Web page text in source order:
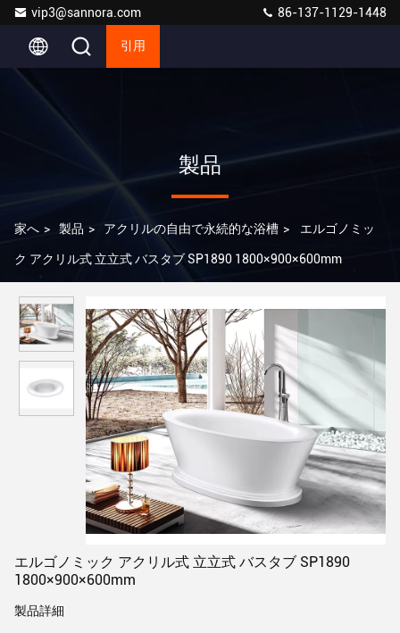
vip3@sannora.com 86-137-1129-1448
引用
製品
家へ > 製品 > アクリルの自由で永続的な浴槽 > エルゴノミッ
ク アクリル式 立立式 バスタブ SP1890 1800×900×600mm
エルゴノミック アクリル式 立立式 バスタブ SP1890
1800×900×600mm
製品詳細